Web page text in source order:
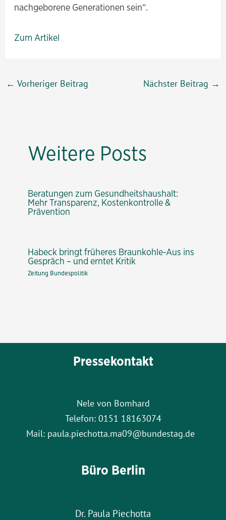
nachgeborene Generationen sein“.
Zum Artikel
Beitragsnavigation
← Vorheriger Beitrag Nächster Beitrag →
Weitere Posts
Beratungen zum Gesundheitshaushalt:
Mehr Transparenz, Kostenkontrolle &
Prävention
Habeck bringt früheres Braunkohle-Aus ins
Gespräch – und erntet Kritik
Zeitung Bundespolitik
Pressekontakt
Nele von Bomhard
Telefon: 0151 18163074
Mail: paula.piechotta.ma09@bundestag.de
Büro Berlin
Dr. Paula Piechotta